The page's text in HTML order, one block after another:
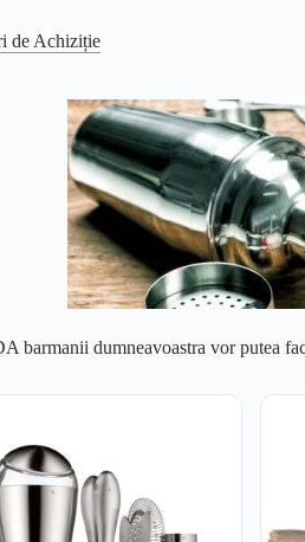
de Achiziție
barmanii dumneavoastra vor putea